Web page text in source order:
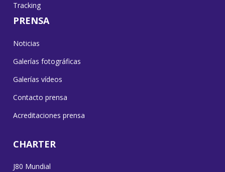
Tracking
PRENSA
Noticias
Galerías fotográficas
Galerías vídeos
Contacto prensa
Acreditaciones prensa
CHARTER
J80 Mundial